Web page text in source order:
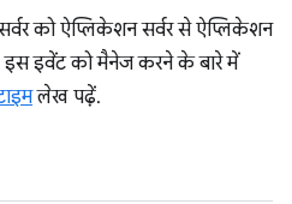
को ऐप्लिकेशन सर्वर से ऐप्लिकेशन
इवेंट को मैनेज करने के बारे में
लेख पढ़ें.